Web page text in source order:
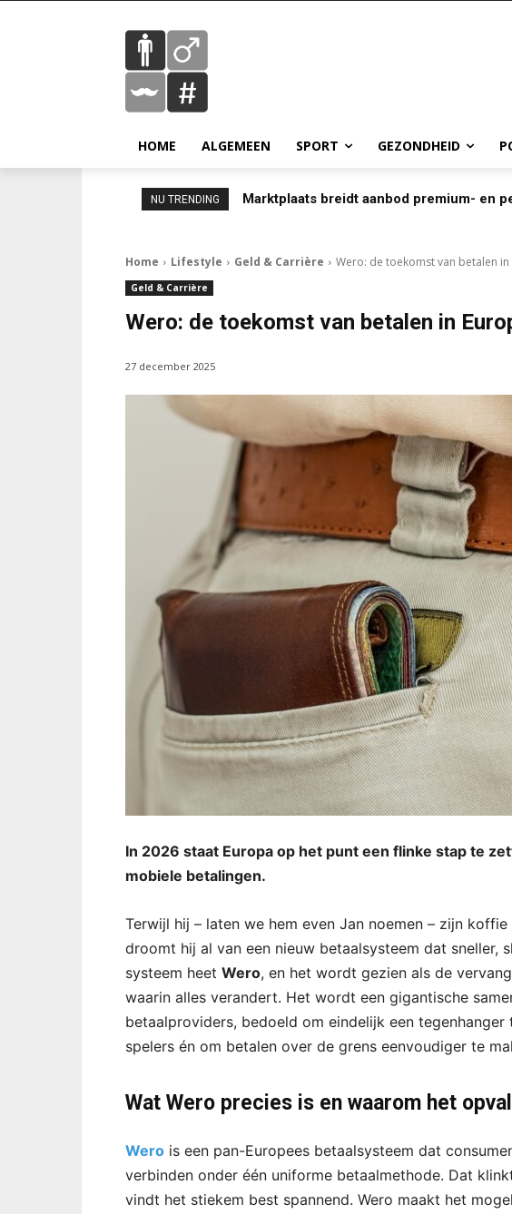
HOME ALGEMEEN SPORT GEZONDHEID
NU TRENDING Marktplaats breidt aanbod premium- en
Home Lifestyle Geld & Carrière Wero: de toekomst van betalen in
Geld & Carrière
Wero: de toekomst van betalen in
27 december 2025
In 2026 staat Europa op het punt een flinke stap te
mobiele betalingen.
Terwijl hij – laten we hem even Jan noemen – zijn
droomt hij al van een nieuw betaalsysteem dat sneller,
systeem heet Wero, en het wordt gezien als de
waarin alles verandert. Het wordt een gigantische
betaalproviders, bedoeld om eindelijk een
spelers én om betalen over de grens eenvoudiger te
Wat Wero precies is en waarom het
Wero is een pan-Europees betaalsysteem dat
verbinden onder één uniforme betaalmethode. Dat
vindt het stiekem best spannend. Wero maakt het